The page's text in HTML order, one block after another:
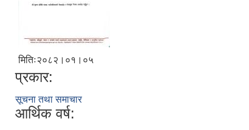
मितिः२०८२।०१।०५
प्रकार:
सूचना तथा समाचार
आर्थिक वर्ष: